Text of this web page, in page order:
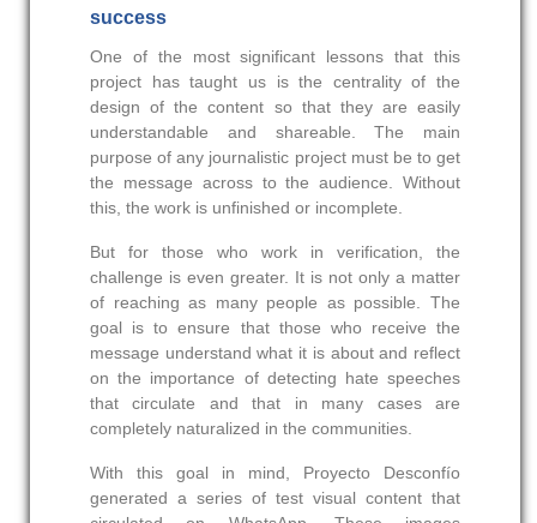
success
One of the most significant lessons that this
project has taught us is the centrality of the
design of the content so that they are easily
understandable and shareable. The main
purpose of any journalistic project must be to get
the message across to the audience. Without
this, the work is unfinished or incomplete.
But for those who work in verification, the
challenge is even greater. It is not only a matter
of reaching as many people as possible. The
goal is to ensure that those who receive the
message understand what it is about and reflect
on the importance of detecting hate speeches
that circulate and that in many cases are
completely naturalized in the communities.
With this goal in mind, Proyecto Desconfío
generated a series of test visual content that